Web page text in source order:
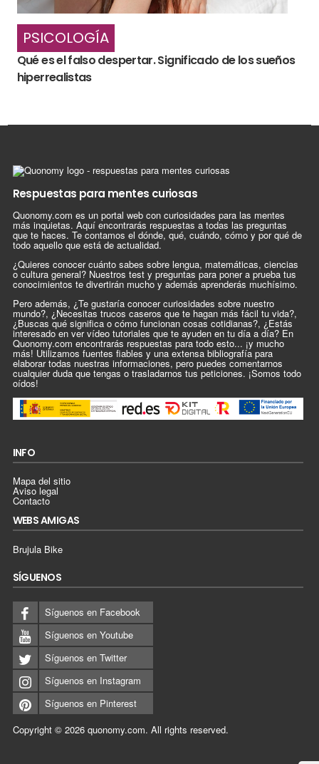
PSICOLOGÍA
Qué es el falso despertar. Significado de los sueños
hiperrealistas
Respuestas para mentes curiosas
Quonomy.com es un portal web con curiosidades para las mentes
más inquietas. Aquí encontrarás respuestas a todas las preguntas
que te haces. Te contamos el dónde, qué, cuándo, cómo y por qué de
todo aquello que está de actualidad.
¿Quieres conocer cuánto sabes sobre lengua, matemáticas, ciencias
o cultura general? Nuestros test y preguntas para poner a prueba tus
conocimientos te divertirán mucho y además aprenderás muchísimo.
Pero además, ¿Te gustaría conocer curiosidades sobre nuestro
mundo?, ¿Necesitas trucos caseros que te hagan más fácil tu vida?,
¿Buscas qué significa o cómo funcionan cosas cotidianas?, ¿Estás
interesado en ver vídeo tutoriales que te ayuden en tu día a día? En
Quonomy.com encontrarás respuestas para todo esto... ¡y mucho
más! Utilizamos fuentes fiables y una extensa bibliografía para
elaborar todas nuestras informaciones, pero puedes comentarnos
cualquier duda que tengas o trasladarnos tus peticiones. ¡Somos todo
oídos!
INFO
Mapa del sitio
Aviso legal
Contacto
WEBS AMIGAS
Brujula Bike
SÍGUENOS
Síguenos en Facebook
Síguenos en Youtube
Síguenos en Twitter
Síguenos en Instagram
Síguenos en Pinterest
Copyright © 2026 quonomy.com. All rights reserved.